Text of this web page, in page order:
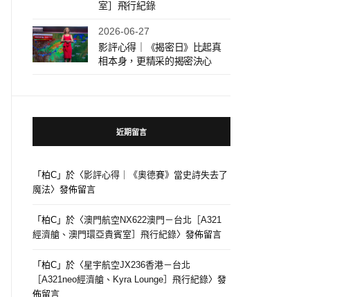
室］飛行紀錄
2026-06-27
影評心得｜《揭密日》比起真
相本身，更精采的揭密決心
近期留言
「柏C 」於〈影評心得｜《奧德賽》當史詩失去了
魔法〉發佈留言
「柏C 」於〈澳門航空NX622澳門－台北［A321
經濟艙、澳門環亞貴賓室］飛行紀錄〉發佈留言
「柏C 」於〈星宇航空JX236香港－台北
［A321neo經濟艙、Kyra Lounge］飛行紀錄〉發
佈留言